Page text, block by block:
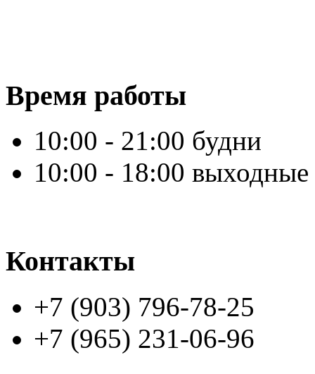
Время работы
10:00 - 21:00 будни
10:00 - 18:00 выходные
Контакты
+7 (903) 796-78-25
+7 (965) 231-06-96